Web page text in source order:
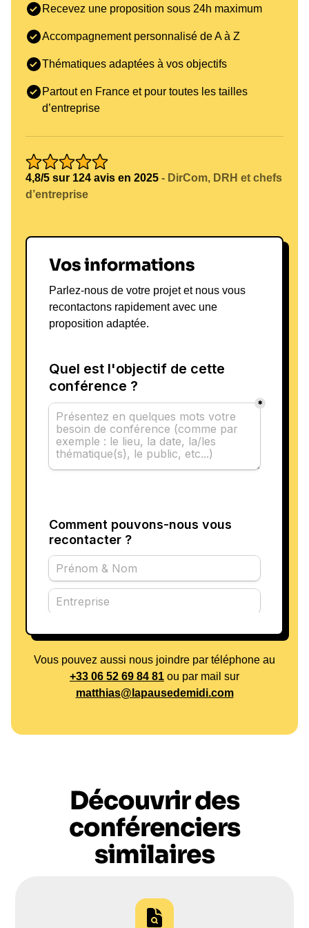
interventions lors de séminaires, d'ateliers ou de
Leadership: Comment inspirer et motiver
Motivation: Techniques pour maintenir une
équipe performante dans les moments
difficiles.
prendre des décisions efficaces sous stress.
Les secteurs cibles incluent le sport, la santé, la
technologie, et bien d'autres. Les entreprises qui
investissement (ROI) significatif grâce à
l'amélioration de la cohésion d’équipe et de la
performance individuelle. Pour découvrir comment
Salahdine peut transformer votre équipe,réservez
une conférence avec Salahdine Parnasse
Transformer les Équipes par
l'Excellence
Salahdine Parnasse ne se contente pas d’être un
champion dans l’arène, il aspire également à avoir
un impact durable sur les **équipes** et les
individus. Sa vision est de promouvoir l'excellence
à travers le sport et le développement personnel. Il
des valeurs telles que la discipline, le respect, et le
travail acharné.
Parnasse met en avant des projets visant à
éduquer et à motiver les jeunes à travers des
ateliers de MMA, où il transmet non seulement des
techniques de combat, mais aussi des leçons de
signifie être un leader et un mentor. Pour en savoir
plus sur ses initiatives et comment vous pouvez
participer ou bénéficier de son expertise,contactez
Salahdine Parnassedès aujourd'hui.
Recevez une proposition sous 24h maximum
Accompagnement personnalisé de A à Z
Thématiques adaptées à vos objectifs
Partout en France et pour toutes les tailles
d’entreprise
4,8/5 sur 124 avis en 2025 - DirCom, DRH et chefs
d’entreprise
Vos informations
Parlez-nous de votre projet et nous vous
recontactons rapidement avec une
proposition adaptée.
Vous pouvez aussi nous joindre par téléphone au
+33 06 52 69 84 81 ou par mail sur
matthias@lapausedemidi.com
Découvrir des
conférenciers
similaires